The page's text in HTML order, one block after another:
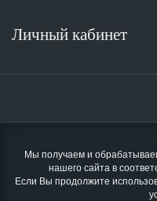
Личный кабинет
Мы получаем и
нашего сайта в
Если Вы продолжите